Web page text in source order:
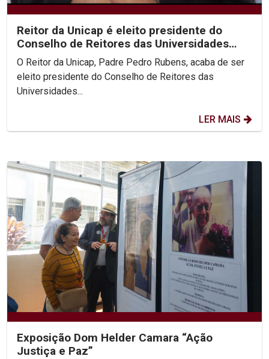
Reitor da Unicap é eleito presidente do
Conselho de Reitores das Universidades
Brasileiras
O Reitor da Unicap, Padre Pedro Rubens, acaba de ser
eleito presidente do Conselho de Reitores das
Universidades...
LER MAIS
Exposição Dom Helder Camara “Ação
Justiça e Paz”